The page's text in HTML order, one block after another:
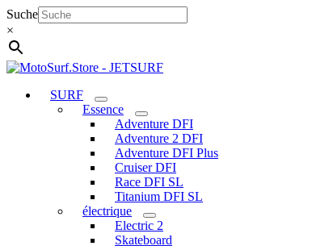
Aller
au
contenu
Suche
×
SURF
Essence
Adventure DFI
Adventure 2 DFI
Adventure DFI Plus
Cruiser DFI
Race DFI SL
Titanium DFI SL
électrique
Electric 2
Skateboard